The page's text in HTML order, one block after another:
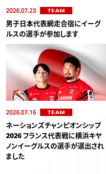
2026.07.23 TEAM
男子日本代表網走合宿にイーグ
ルスの選手が参加します
2026.07.16 TEAM
ネーションズチャンピオンシップ
2026 フランス代表戦に横浜キヤ
ノンイーグルスの選手が選出され
ました